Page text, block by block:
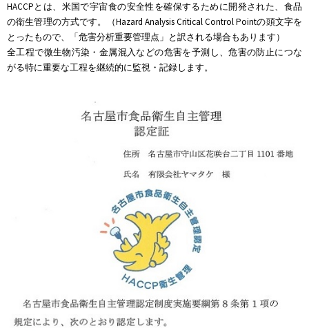
HACCPとは、米国で宇宙食の安全性を確保するために開発された、食品
の衛生管理の方式です。（Hazard Analysis Critical Control Pointの頭文字を
とったもので、「危害分析重要管理点」と訳される場合もあります）
全工程で微生物汚染・金属混入などの危害を予測し、危害の防止につな
がる特に重要な工程を継続的に監視・記録します。